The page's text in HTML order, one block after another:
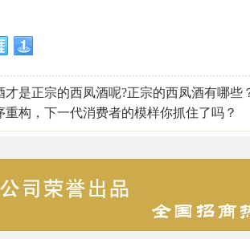
才是正宗的西凤酒呢?正宗的西凤酒有哪些
重构，下一代消费者的模样你抓住了吗？